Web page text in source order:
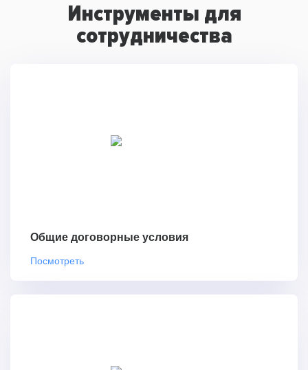
Инструменты для
сотрудничества
Общие договорные условия
Посмотреть